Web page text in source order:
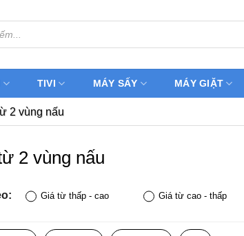
TIVI MÁY SẤY MÁY GIẶT
2 vùng nấu
2 vùng nấu
Giá từ thấp - cao Giá từ cao - thấp